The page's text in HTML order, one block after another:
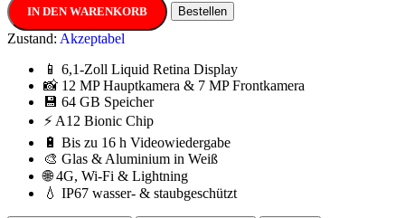
IN DEN WARENKORB Bestellen
Zustand: Akzeptabel
📱 6,1-Zoll Liquid Retina Display
📸 12 MP Hauptkamera & 7 MP Frontkamera
💾 64 GB Speicher
⚡ A12 Bionic Chip
🔋 Bis zu 16 h Videowiedergabe
🎨 Glas & Aluminium in Weiß
🌐 4G, Wi-Fi & Lightning
💧 IP67 wasser- & staubgeschützt